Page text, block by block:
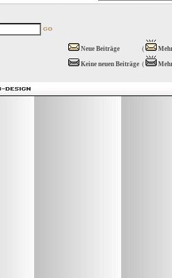
Neue Beiträge (
Keine neuen Beiträge (